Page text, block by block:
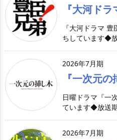
『大河ド
『大河ドラマ
ちしています◆
2026年7月期
『一次元の
日曜ドラマ『一
ています◆放送
2026年7月期